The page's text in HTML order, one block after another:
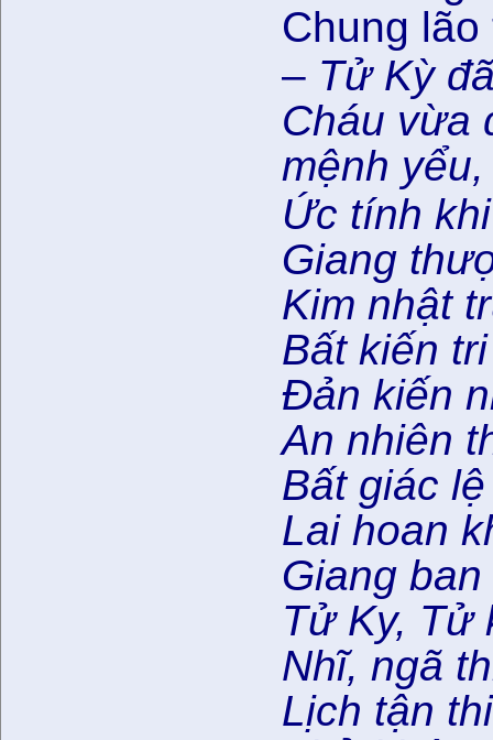
Chung
– Tử Kỳ
Cháu vừa
mệnh
Ức tính
Giang
Kim nhật
Bất kiến
Đản kiến
An nhiên
Bất giác
Lai hoan
Giang
Tử Ky, Tử
Nhĩ, ngã
Lịch tận